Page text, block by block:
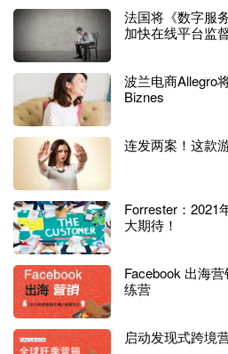
晚间7点至11点是销售时尚产品的
数据显示，美客多的时尚品类消费
购买，平均订单价值为92雷亚尔（
平均购买3件产品。此外，在时尚
是忠实买家。
同样值得注意的是，
部分（54%）年龄在25-44岁之间。
类最畅销的时间段，有
29% 的购
拉美市场的时尚产品销量潜力如
多多留意，准确把握消费者需求才
法国将《数字服
加快在线平台监
波兰电商Allegro
Biznes
连发两案！这款
Forrester：2021
大期待！
Facebook 出海
练营
启动发现式跨境